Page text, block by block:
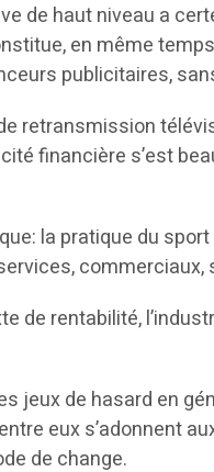
de haut niveau a
en même
publicitaires,
retransmission
financière s’est
la pratique du
de rentabilité,
jeux de hasard en
eux
de change.